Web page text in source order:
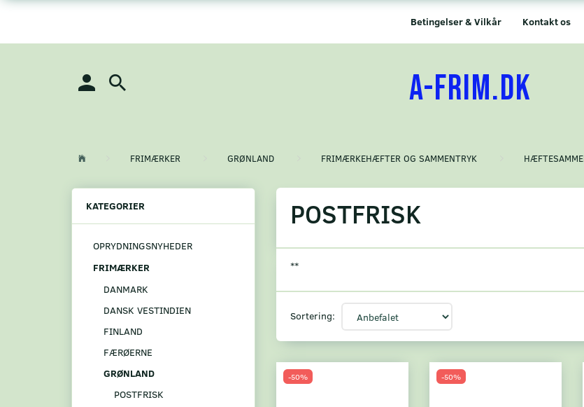
Kontakt os
Betingelser & Vilkår
A-FRIM.DK
FRIMÆRKER GRØNLAND FRIMÆRKEHÆFTER OG SAMMENTRYK
KATEGORIER
OPRYDNINGSNYHEDER
FRIMÆRKER
DANMARK
DANSK VESTINDIEN
FINLAND
FÆRØERNE
GRØNLAND
POSTFRISK
POSTFRISK
**
Sortering:
-50% -50%